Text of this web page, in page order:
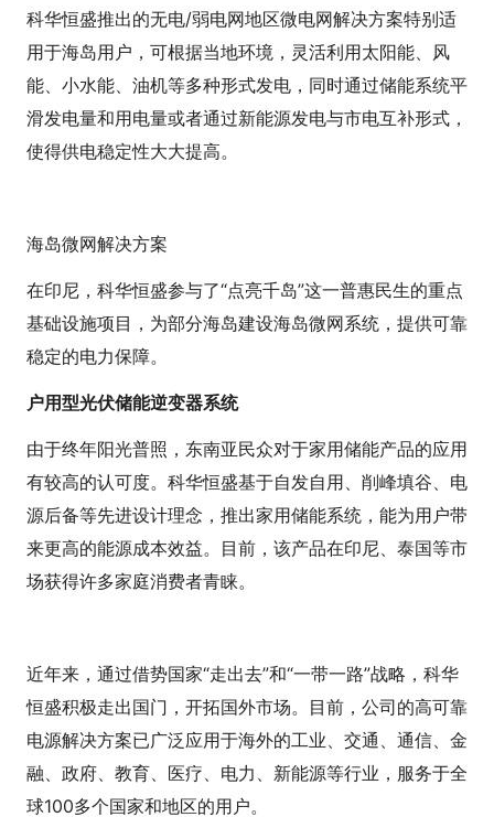
科华恒盛推出的无电/弱电网地区微电网解决方案特别适
用于海岛用户，可根据当地环境，灵活利用太阳能、风
能、小水能、油机等多种形式发电，同时通过储能系统平
滑发电量和用电量或者通过新能源发电与市电互补形式，
使得供电稳定性大大提高。
海岛微网解决方案
在印尼，科华恒盛参与了“点亮千岛”这一普惠民生的重点
基础设施项目，为部分海岛建设海岛微网系统，提供可靠
稳定的电力保障。
户用型光伏储能逆变器系统
由于终年阳光普照，东南亚民众对于家用储能产品的应用
有较高的认可度。科华恒盛基于自发自用、削峰填谷、电
源后备等先进设计理念，推出家用储能系统，能为用户带
来更高的能源成本效益。目前，该产品在印尼、泰国等市
场获得许多家庭消费者青睐。
近年来，通过借势国家“走出去”和“一带一路”战略，科华
恒盛积极走出国门，开拓国外市场。目前，公司的高可靠
电源解决方案已广泛应用于海外的工业、交通、通信、金
融、政府、教育、医疗、电力、新能源等行业，服务于全
球100多个国家和地区的用户。